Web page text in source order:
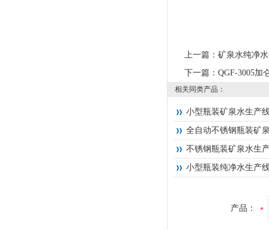
上一篇： 矿泉水纯净
下一篇： QGF-3005加
相关同类产品：
小型瓶装矿泉水生产
全自动不锈钢瓶装矿
不锈钢瓶装矿泉水生
小型瓶装纯净水生产
产品：